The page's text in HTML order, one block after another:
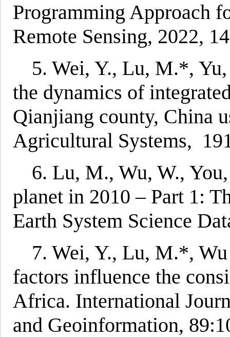
Programming Approach
Remote Sensing, 2022,
5. Wei, Y., Lu, M.*,
the dynamics of
Qianjiang county, China
Agricultural Systems,
6. Lu, M., Wu, W.,
planet in 2010 – Part 1:
Earth System Science
7. Wei, Y., Lu, M.*,
factors influence the
Africa. International
and Geoinformation,